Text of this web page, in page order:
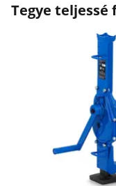
Tegye teljessé